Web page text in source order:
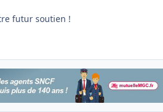
futur soutien !